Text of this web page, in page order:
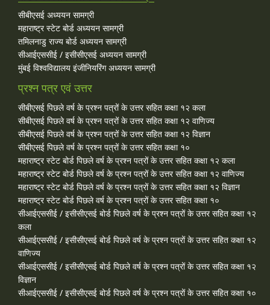
सीबीएसई अध्ययन सामग्री
महाराष्ट्र स्टेट बोर्ड अध्ययन सामग्री
तमिलनाडु राज्य बोर्ड अध्ययन सामग्री
सीआईएससीई / इसीसीएसई अध्ययन सामग्री
मुंबई विश्वविद्यालय इंजीनियरिंग अध्ययन सामग्री
प्रश्न पत्र एवं उत्तर
सीबीएसई पिछले वर्ष के प्रश्न पत्रों के उत्तर सहित कक्षा १२ कला
सीबीएसई पिछले वर्ष के प्रश्न पत्रों के उत्तर सहित कक्षा १२ वाणिज्य
सीबीएसई पिछले वर्ष के प्रश्न पत्रों के उत्तर सहित कक्षा १२ विज्ञान
सीबीएसई पिछले वर्ष के प्रश्न पत्रों के उत्तर सहित कक्षा १०
महाराष्ट्र स्टेट बोर्ड पिछले वर्ष के प्रश्न पत्रों के उत्तर सहित कक्षा १२ कला
महाराष्ट्र स्टेट बोर्ड पिछले वर्ष के प्रश्न पत्रों के उत्तर सहित कक्षा १२ वाणिज्य
महाराष्ट्र स्टेट बोर्ड पिछले वर्ष के प्रश्न पत्रों के उत्तर सहित कक्षा १२ विज्ञान
महाराष्ट्र स्टेट बोर्ड पिछले वर्ष के प्रश्न पत्रों के उत्तर सहित कक्षा १०
सीआईएससीई / इसीसीएसई बोर्ड पिछले वर्ष के प्रश्न पत्रों के उत्तर सहित कक्षा १२
कला
सीआईएससीई / इसीसीएसई बोर्ड पिछले वर्ष के प्रश्न पत्रों के उत्तर सहित कक्षा १२
वाणिज्य
सीआईएससीई / इसीसीएसई बोर्ड पिछले वर्ष के प्रश्न पत्रों के उत्तर सहित कक्षा १२
विज्ञान
सीआईएससीई / इसीसीएसई बोर्ड पिछले वर्ष के प्रश्न पत्रों के उत्तर सहित कक्षा १०